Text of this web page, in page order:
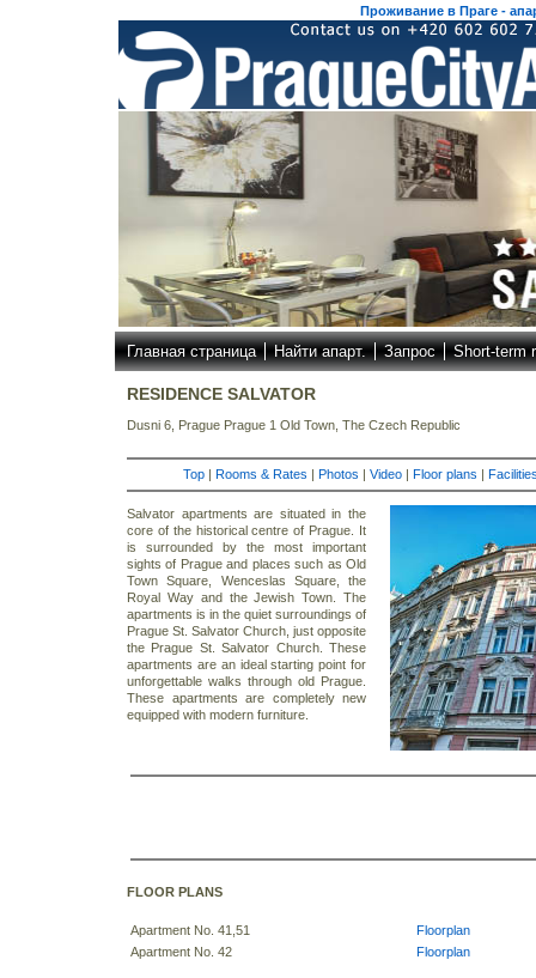
Проживание в Праге -
Главная страница Найти апарт. Запрос Short-term
RESIDENCE SALVATOR
Dusni 6, Prague Prague 1 Old Town, The Czech Republic
Top | Rooms & Rates | Photos | Video | Floor plans |
Salvator apartments are situated in the
core of the historical centre of Prague. It
is surrounded by the most important
sights of Prague and places such as Old
Town Square, Wenceslas Square, the
Royal Way and the Jewish Town. The
apartments is in the quiet surroundings of
Prague St. Salvator Church, just opposite
the Prague St. Salvator Church. These
apartments are an ideal starting point for
unforgettable walks through old Prague.
These apartments are completely new
equipped with modern furniture.
FLOOR PLANS
Apartment No. 41,51
Floorplan
Apartment No. 42
Floorplan